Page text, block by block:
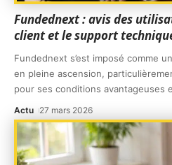
Fundednext : avis des
client et le support
Fundednext s’est imposé comme
en pleine ascension,
pour ses conditions avantageuses
Actu 27 mars 2026